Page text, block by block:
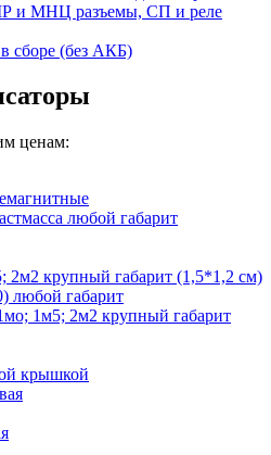
и МНЦ разъемы, СП и реле
сборе (без АКБ)
ценам:
любой габарит
крупный габарит (1,5*1,2 см)
любой габарит
1м5; 2м2 крупный габарит
крышкой